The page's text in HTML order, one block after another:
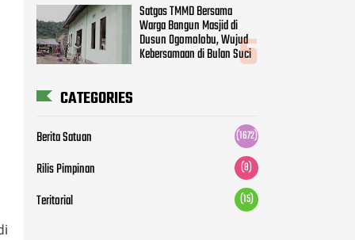
Satgas TMMD Bersama
Warga Bangun Masjid di
Dusun Ogomolobu, Wujud
Kebersamaan di Bulan Suci
CATEGORIES
Berita Satuan (1672)
Rilis Pimpinan (8)
Teritorial (15)